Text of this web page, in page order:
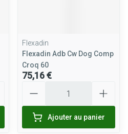
Flexadin
Flexadin Adb Cw Dog Comp
Croq 60
75,16 €
Ajouter au panier